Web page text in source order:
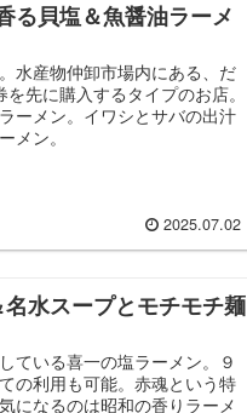
る貝塩＆魚醤油ラーメ
水産物仲卸市場内にある、だ
先に購入するタイプのお店。
ーメン。イワシとサバの出汁
メン。
2025.07.02
名水スープとモチモチ麺
ている喜一の塩ラーメン。９
の利用も可能。赤魂という特
になるのは昭和の香りラーメ